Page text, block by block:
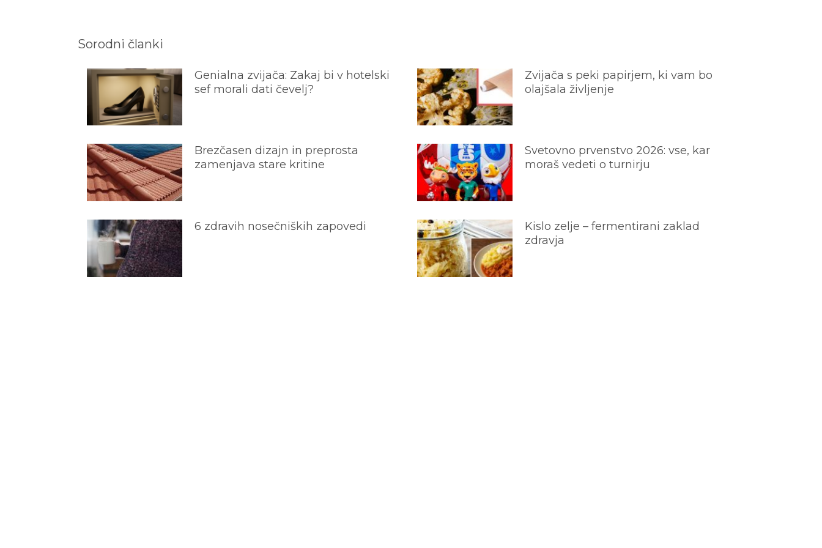
Sorodni članki
Genialna zvijača: Zakaj bi v hotelski
sef morali dati čevelj?
Zvijača s peki papirjem, ki vam bo
olajšala življenje
Brezčasen dizajn in preprosta
zamenjava stare kritine
Svetovno prvenstvo 2026: vse, kar
moraš vedeti o turnirju
6 zdravih nosečniških zapovedi
Kislo zelje – fermentirani zaklad
zdravja